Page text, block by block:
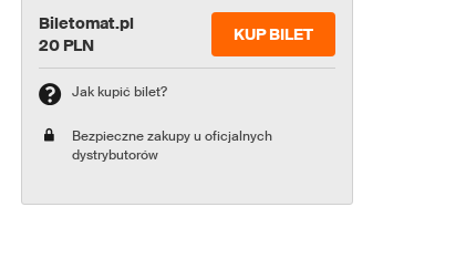
Biletomat.pl
20 PLN
KUP BILET
Jak kupić bilet?
Bezpieczne zakupy u oficjalnych
dystrybutorów